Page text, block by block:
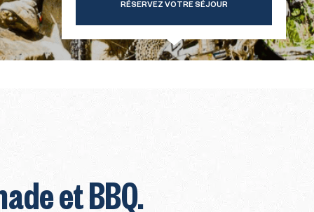
RÉSERVEZ VOTRE SÉJOUR
et BBQ.